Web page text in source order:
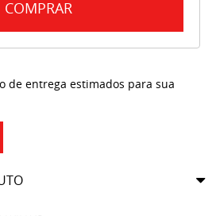
COMPRAR
de entrega estimados para sua